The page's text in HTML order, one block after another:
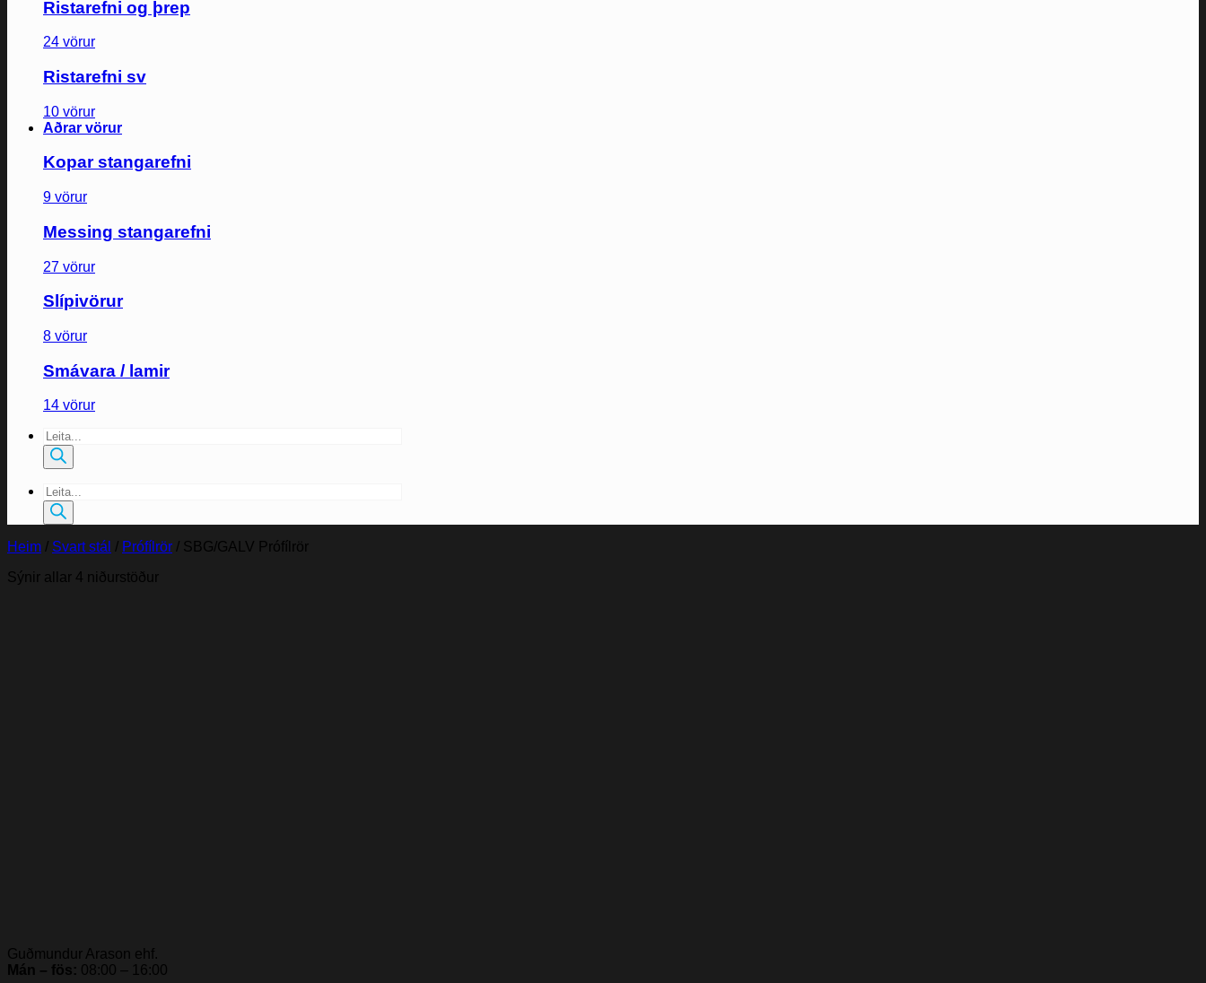
Ristarefni og þrep
24 vörur
Ristarefni sv
10 vörur
Aðrar vörur
Kopar stangarefni
9 vörur
Messing stangarefni
27 vörur
Slípivörur
8 vörur
Smávara / lamir
14 vörur
Products
search
Products
search
Heim / Svart stál / Prófílrör / SBG/GALV Prófílrör
Sýnir allar 4 niðurstöður
Guðmundur Arason ehf.
Mán – fös: 08:00 – 16:00